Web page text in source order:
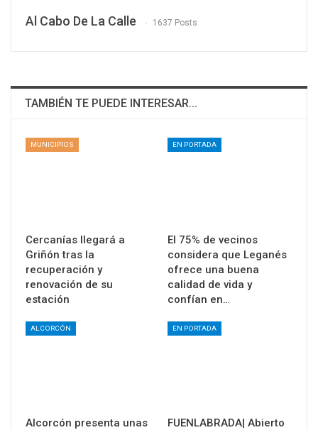
Al Cabo De La Calle 1637 Posts
TAMBIÉN TE PUEDE INTERESAR...
MUNICIPIOS
Cercanías llegará a
Griñón tras la
recuperación y
renovación de su
estación
EN PORTADA
El 75% de vecinos
considera que Leganés
ofrece una buena
calidad de vida y
confían en…
ALCORCÓN
Alcorcón presenta unas
EN PORTADA
FUENLABRADA| Abierto